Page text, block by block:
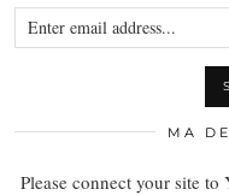
MA
Please connect your site to